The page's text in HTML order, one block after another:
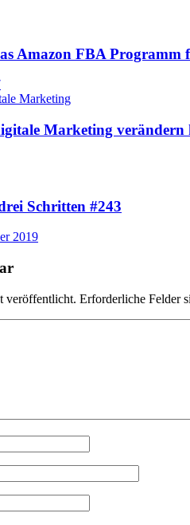
Amazon FBA Programm
Marketing verändern
Schritten #243
2019
veröffentlicht. Erforderliche Felder